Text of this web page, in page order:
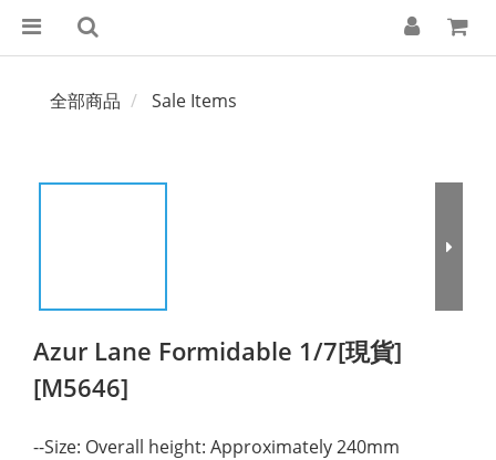
全部商品 Sale Items
Azur Lane Formidable 1/7[現貨]
[M5646]
--Size: Overall height: Approximately 240mm